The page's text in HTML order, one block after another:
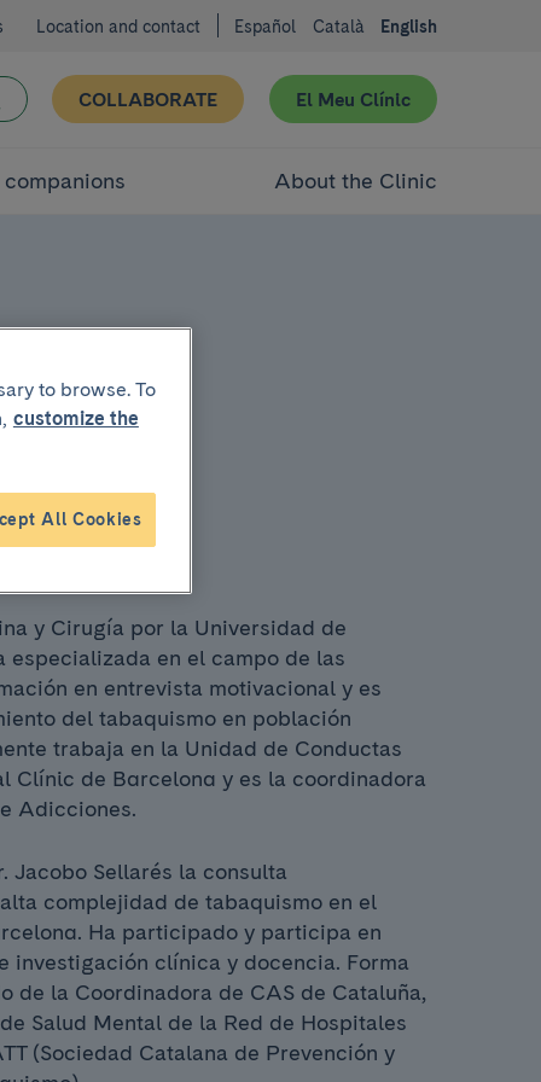
Location and contact Español Català English
COLLABORATE El Meu Clínic
About the Clinic
y Cirugía por la Universidad de
especializada en el campo de las
en entrevista motivacional y es
del tabaquismo en población
trabaja en la Unidad de Conductas
Clínic de Barcelona y es la coordinadora
Adicciones.
Jacobo Sellarés la consulta
complejidad de tabaquismo en el
Ha participado y participa en
investigación clínica y docencia. Forma
de la Coordinadora de CAS de Cataluña,
Salud Mental de la Red de Hospitales
(Sociedad Catalana de Prevención y
to browse. To
customize the
All Cookies